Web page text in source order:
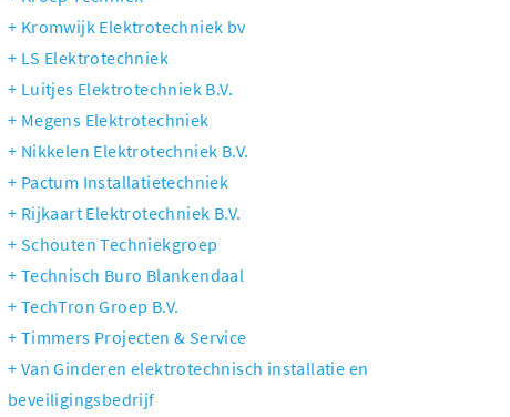
Kromwijk Elektrotechniek bv
LS Elektrotechniek
Luitjes Elektrotechniek B.V.
Megens Elektrotechniek
Nikkelen Elektrotechniek B.V.
Pactum Installatietechniek
Rijkaart Elektrotechniek B.V.
Schouten Techniekgroep
Technisch Buro Blankendaal
TechTron Groep B.V.
Timmers Projecten & Service
Van Ginderen elektrotechnisch installatie en
beveiligingsbedrijf